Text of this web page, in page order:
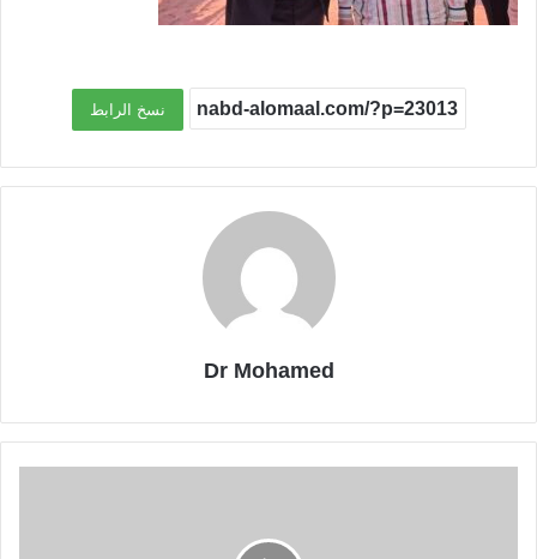
نسخ الرابط
Dr Mohamed